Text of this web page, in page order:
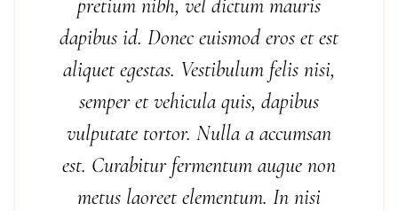
pretium nibh, vel dictum mauris
dapibus id. Donec euismod eros et est
aliquet egestas. Vestibulum felis nisi,
semper et vehicula quis, dapibus
vulputate tortor. Nulla a accumsan
est. Curabitur fermentum augue non
metus laoreet elementum. In nisi